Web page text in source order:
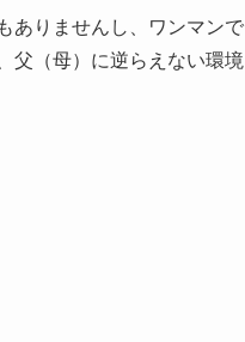
ありませんし、ワンマンで
父（母）に逆らえない環境